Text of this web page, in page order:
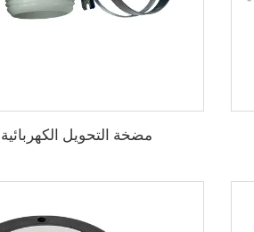
مضخة التحويل الكهربائية ZCOP-80L